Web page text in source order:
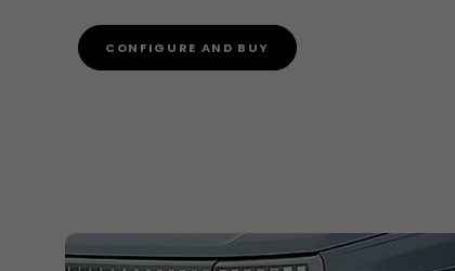
CONFIGURE AND BUY